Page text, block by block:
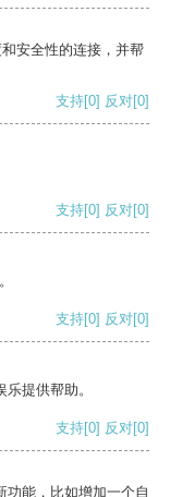
安全性的连接，并帮
支持[0] 反对[0]
支持[0] 反对[0]
支持[0] 反对[0]
提供帮助。
支持[0] 反对[0]
功能，比如增加一个自